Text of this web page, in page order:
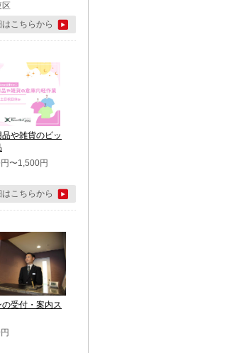
区
はこちらから
や雑貨のピッ
〜1,500円
はこちらから
受付・案内ス